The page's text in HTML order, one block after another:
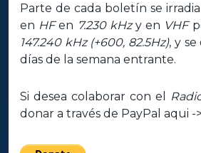
Parte de cada boletín se
en HFen 7.230 kHzy en VHF
147.240 kHz (+600, 82.5Hz), y
días de la semana entrante.
Si desea colaborar con el
donar a través de PayPal aqui ->